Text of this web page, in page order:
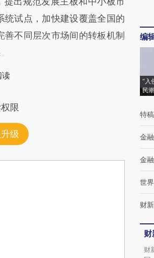
试点，加快建设覆盖全国的
不同层次市场间的转板机制
读
限
级
编
“入
民
特稿
金融
金
世界
财
财